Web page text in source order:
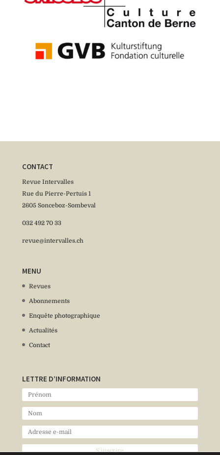
CONTACT
Revue Intervalles
Rue du Pierre-Pertuis 1
2605 Sonceboz-Sombeval
032 492 70 33
revue@intervalles.ch
MENU
Revues
Abonnements
Enquête photographique
Actualités
Contact
LETTRE D’INFORMATION